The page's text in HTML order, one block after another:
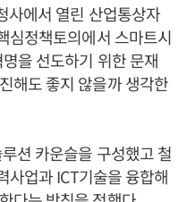
사에서 열린 산업통상자
심정책토의에서 스마트시
을 선도하기 위한 문재
해도 좋지 않을까 생각한
션 카운슬을 구성했고 철
사업과 ICT기술을 융합해